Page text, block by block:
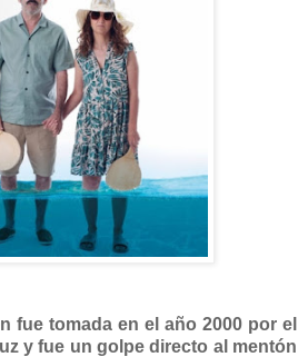
fue tomada en el año 2000 por el
y fue un golpe directo al mentón